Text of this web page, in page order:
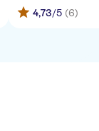
4,73/5 (6)